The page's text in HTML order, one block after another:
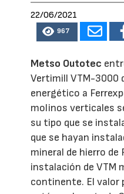
22/06/2021
967
Metso Outotec
Vertimill VTM-3000
energético a
molinos verticales
su tipo que se
que se hayan
mineral de hierro de
instalación de VTM
continente. El valor